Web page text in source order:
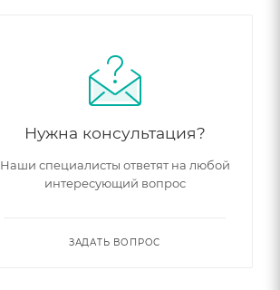
Нужна консультация?
Наши специалисты ответят на любой
интересующий вопрос
ЗАДАТЬ ВОПРОС